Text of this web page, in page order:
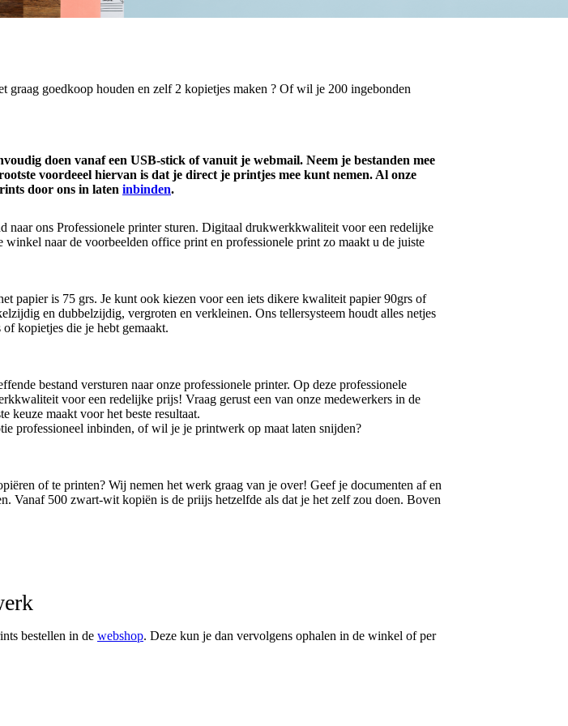
goedkoop houden en zelf 2 kopietjes maken ? Of wil je 200 ingebonden
doen vanaf een USB-stick of vanuit je webmail. Neem je bestanden mee
voordeeel hiervan is dat je direct je printjes mee kunt nemen. Al onze
door ons in laten inbinden.
ons Professionele printer sturen. Digitaal drukwerkkwaliteit voor een redelijke
naar de voorbeelden office print en professionele print zo maakt u de juiste
papier is 75 grs. Je kunt ook kiezen voor een iets dikere kwaliteit papier 90grs of
en dubbelzijdig, vergroten en verkleinen. Ons tellersysteem houdt alles netjes
kopietjes die je hebt gemaakt.
bestand versturen naar onze professionele printer. Op deze professionele
voor een redelijke prijs! Vraag gerust een van onze medewerkers in de
keuze maakt voor het beste resultaat.
professioneel inbinden, of wil je je printwerk op maat laten snijden?
of te printen? Wij nemen het werk graag van je over! Geef je documenten af en
Vanaf 500 zwart-wit kopiën is de priijs hetzelfde als dat je het zelf zou doen. Boven
bestellen in de webshop. Deze kun je dan vervolgens ophalen in de winkel of per